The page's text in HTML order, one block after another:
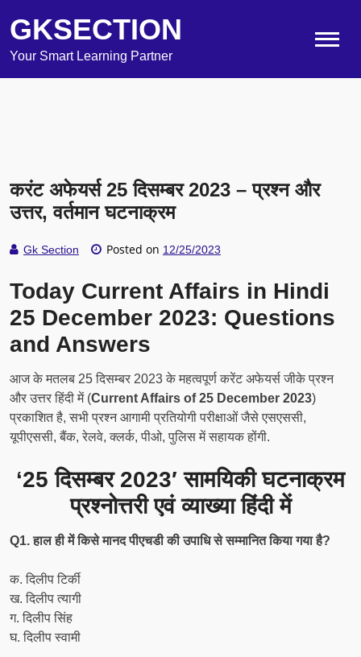
GKSECTION
Your Smart Learning Partner
करंट अफेयर्स 25 दिसम्बर 2023 – प्रश्न और
उत्तर, वर्तमान घटनाक्रम
Gk Section Posted on 12/25/2023
Today Current Affairs in Hindi
25 December 2023: Questions
and Answers
आज के मतलब 25 दिसम्बर 2023 के महत्वपूर्ण करेंट अफेयर्स जीके प्रश्न
और उत्तर हिंदी में (Current Affairs of 25 December 2023)
प्रकाशित है, सभी प्रश्न आगामी प्रतियोगी परीक्षाओं जैसे एसएससी,
यूपीएससी, बैंक, रेलवे, क्लर्क, पीओ, पुलिस में सहायक होंगी.
‘25 दिसम्बर 2023′ सामयिकी घटनाक्रम
प्रश्नोत्तरी एवं व्याख्या हिंदी में
Q1. हाल ही में किसे मानद पीएचडी की उपाधि से सम्मानित किया गया है?
क. दिलीप टिर्की
ख. दिलीप त्यागी
ग. दिलीप सिंह
घ. दिलीप स्वामी